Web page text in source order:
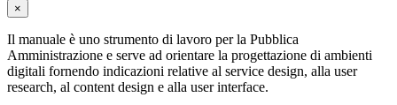
×
Il manuale è uno strumento di lavoro per la Pubblica
Amministrazione e serve ad orientare la progettazione di ambienti
digitali fornendo indicazioni relative al service design, alla user
research, al content design e alla user interface.